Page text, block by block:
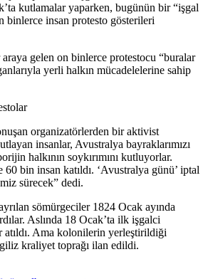
kutlamalar yaparken, bugünün bir “işgal
binlerce insan protesto gösterileri
gelen on binlerce protestocu “buralar
yerli halkın mücadelelerine sahip
organizatörlerden bir aktivist
insanlar, Avustralya bayraklarımızı
halkının soykırımını kutluyorlar.
bin insan katıldı. ‘Avustralya günü’ iptal
sürecek” dedi.
sömürgeciler 1824 Ocak ayında
Aslında 18 Ocak’ta ilk işgalci
atıldı. Ama kolonilerin yerleştirildiği
kraliyet toprağı ilan edildi.